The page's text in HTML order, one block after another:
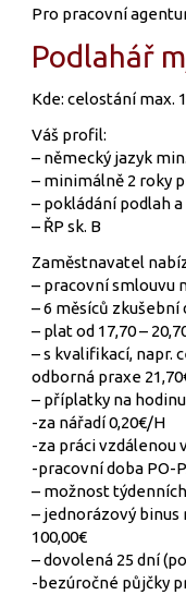
Pro pracovní
Podlahář
Kde: celostání max.
Váš profil:
– německý jazyk
– minimálně 2 roky
– pokládání podlah
– ŘP sk. B
Zaměstnavatel
– pracovní smlouvu
– 6 měsíců zkušební
– plat od 17,70 –
– s kvalifikací, napr.
odborná praxe
– příplatky na hodinu
-za nářadí 0,20€/H
-za práci vzdálenou
-pracovní doba PO-
– možnost
– jednorázový binus
100,00€
– dovolená 25 dní
-bezúročné půjčky